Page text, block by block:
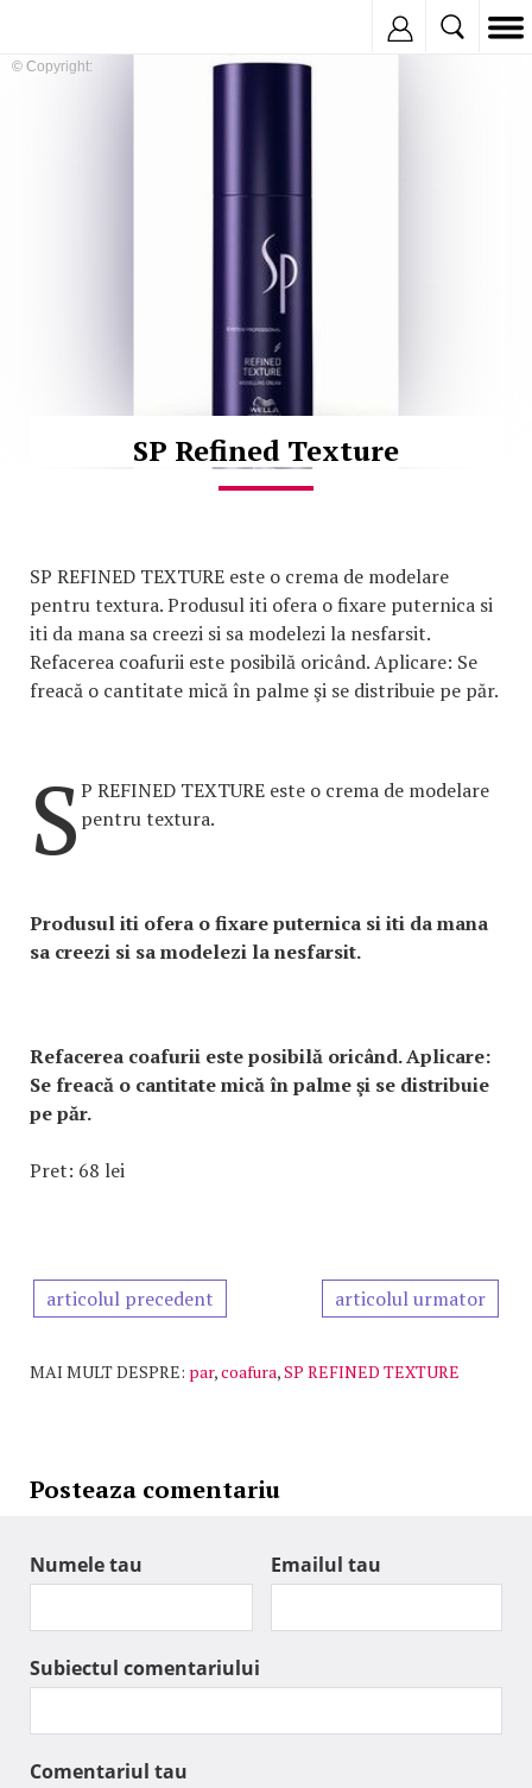
© Copyright:
SP Refined Texture
SP REFINED TEXTURE este o crema de modelare
pentru textura. Produsul iti ofera o fixare puternica si
iti da mana sa creezi si sa modelezi la nesfarsit.
Refacerea coafurii este posibilă oricând. Aplicare: Se
freacă o cantitate mică în palme şi se distribuie pe păr.
SP REFINED TEXTURE este o crema de modelare
pentru textura.
Produsul iti ofera o fixare puternica si iti da mana
sa creezi si sa modelezi la nesfarsit.
Refacerea coafurii este posibilă oricând. Aplicare:
Se freacă o cantitate mică în palme şi se distribuie
pe păr.
Pret: 68 lei
articolul precedent articolul urmator
MAI MULT DESPRE: par,coafura,SP REFINED TEXTURE
Posteaza comentariu
Numele tau Emailul tau
Subiectul comentariului
Comentariul tau